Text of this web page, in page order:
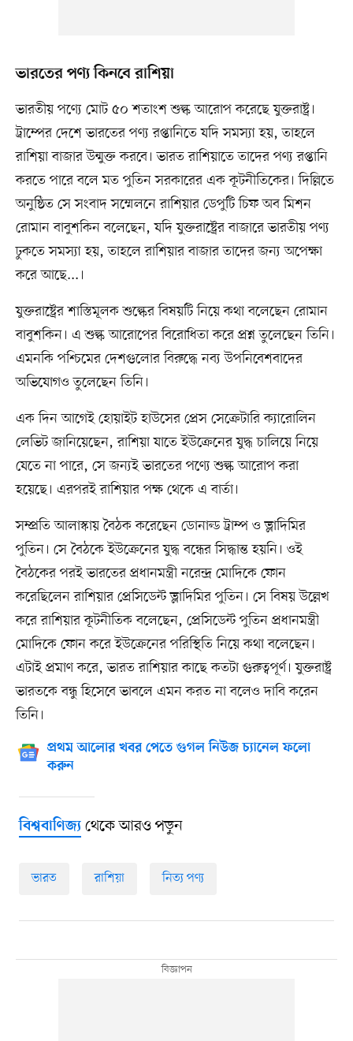
ভারতের পণ্য কিনবে রাশিয়া
ভারতীয় পণ্যে মোট ৫০ শতাংশ শুল্ক আরোপ করেছে যুক্তরাষ্ট্র।
ট্রাম্পের দেশে ভারতের পণ্য রপ্তানিতে যদি সমস্যা হয়, তাহলে
রাশিয়া বাজার উন্মুক্ত করবে। ভারত রাশিয়াতে তাদের পণ্য রপ্তানি
করতে পারে বলে মত পুতিন সরকারের এক কূটনীতিকের। দিল্লিতে
অনুষ্ঠিত সে সংবাদ সম্মেলনে রাশিয়ার ডেপুটি চিফ অব মিশন
রোমান বাবুশকিন বলেছেন, যদি যুক্তরাষ্ট্রের বাজারে ভারতীয় পণ্য
ঢুকতে সমস্যা হয়, তাহলে রাশিয়ার বাজার তাদের জন্য অপেক্ষা
করে আছে...।
যুক্তরাষ্ট্রের শাস্তিমূলক শুল্কের বিষয়টি নিয়ে কথা বলেছেন রোমান
বাবুশকিন। এ শুল্ক আরোপের বিরোধিতা করে প্রশ্ন তুলেছেন তিনি।
এমনকি পশ্চিমের দেশগুলোর বিরুদ্ধে নব্য উপনিবেশবাদের
অভিযোগও তুলেছেন তিনি।
এক দিন আগেই হোয়াইট হাউসের প্রেস সেক্রেটারি ক্যারোলিন
লেভিট জানিয়েছেন, রাশিয়া যাতে ইউক্রেনের যুদ্ধ চালিয়ে নিয়ে
যেতে না পারে, সে জন্যই ভারতের পণ্যে শুল্ক আরোপ করা
হয়েছে। এরপরই রাশিয়ার পক্ষ থেকে এ বার্তা।
সম্প্রতি আলাস্কায় বৈঠক করেছেন ডোনাল্ড ট্রাম্প ও ভ্লাদিমির
পুতিন। সে বৈঠকে ইউক্রেনের যুদ্ধ বন্ধের সিদ্ধান্ত হয়নি। ওই
বৈঠকের পরই ভারতের প্রধানমন্ত্রী নরেন্দ্র মোদিকে ফোন
করেছিলেন রাশিয়ার প্রেসিডেন্ট ভ্লাদিমির পুতিন। সে বিষয় উল্লেখ
করে রাশিয়ার কূটনীতিক বলেছেন, প্রেসিডেন্ট পুতিন প্রধানমন্ত্রী
মোদিকে ফোন করে ইউক্রেনের পরিস্থিতি নিয়ে কথা বলেছেন।
এটাই প্রমাণ করে, ভারত রাশিয়ার কাছে কতটা গুরুত্বপূর্ণ। যুক্তরাষ্ট্র
ভারতকে বন্ধু হিসেবে ভাবলে এমন করত না বলেও দাবি করেন
তিনি।
প্রথম আলোর খবর পেতে গুগল নিউজ চ্যানেল ফলো
করুন
বিশ্ববাণিজ্যথেকে আরও পড়ুন
ভারত রাশিয়া নিত্য পণ্য